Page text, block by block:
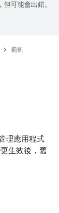
可能會出錯。
範例
理應用程式
生效後，舊